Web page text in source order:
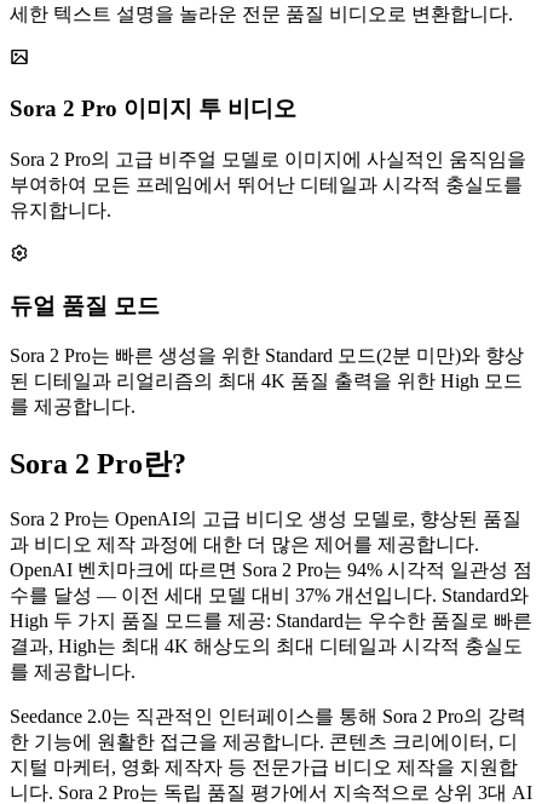
세한 텍스트 설명을 놀라운 전문 품질 비디오로 변환합니다.
Sora 2 Pro 이미지 투 비디오
Sora 2 Pro의 고급 비주얼 모델로 이미지에 사실적인 움직임을
부여하여 모든 프레임에서 뛰어난 디테일과 시각적 충실도를
유지합니다.
듀얼 품질 모드
Sora 2 Pro는 빠른 생성을 위한 Standard 모드(2분 미만)와 향상
된 디테일과 리얼리즘의 최대 4K 품질 출력을 위한 High 모드
를 제공합니다.
Sora 2 Pro란?
Sora 2 Pro는 OpenAI의 고급 비디오 생성 모델로, 향상된 품질
과 비디오 제작 과정에 대한 더 많은 제어를 제공합니다.
OpenAI 벤치마크에 따르면 Sora 2 Pro는 94% 시각적 일관성 점
수를 달성 — 이전 세대 모델 대비 37% 개선입니다. Standard와
High 두 가지 품질 모드를 제공: Standard는 우수한 품질로 빠른
결과, High는 최대 4K 해상도의 최대 디테일과 시각적 충실도
를 제공합니다.
Seedance 2.0는 직관적인 인터페이스를 통해 Sora 2 Pro의 강력
한 기능에 원활한 접근을 제공합니다. 콘텐츠 크리에이터, 디
지털 마케터, 영화 제작자 등 전문가급 비디오 제작을 지원합
니다. Sora 2 Pro는 독립 품질 평가에서 지속적으로 상위 3대 AI